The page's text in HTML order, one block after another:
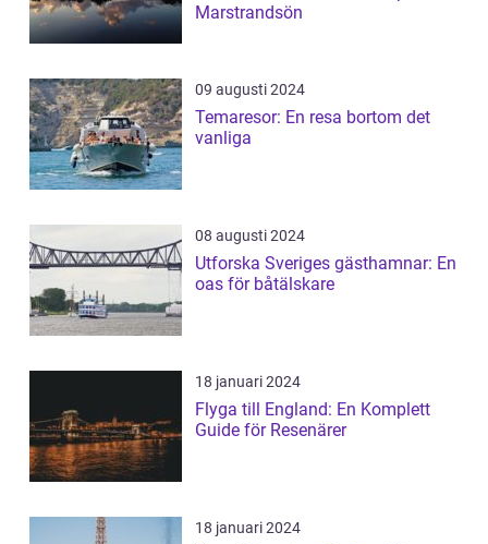
Marstrandsön
09 augusti 2024
Temaresor: En resa bortom det
vanliga
08 augusti 2024
Utforska Sveriges gästhamnar: En
oas för båtälskare
18 januari 2024
Flyga till England: En Komplett
Guide för Resenärer
18 januari 2024